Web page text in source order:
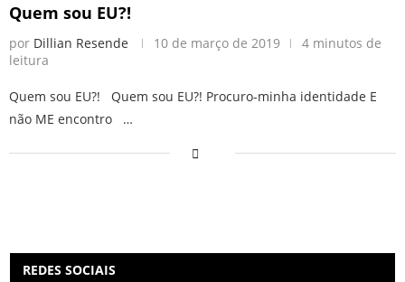
Quem sou EU?!
por Dillian Resende 10 de março de 2019
4 minutos de
leitura
Quem sou EU?! Quem sou EU?! Procuro-minha identidade E
não ME encontro …
REDES SOCIAIS